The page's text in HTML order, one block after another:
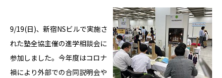
9/19(日)、新宿NSビルで実施さ
れた塾全協主催の進学相談会に
参加しました。今年度はコロナ
禍により外部での合同説明会や